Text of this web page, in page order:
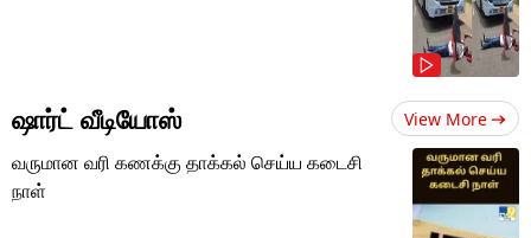
ஷார்ட் வீடியோஸ் View More
வருமான வரி கணக்கு தாக்கல் செய்ய கடைசி
நாள்